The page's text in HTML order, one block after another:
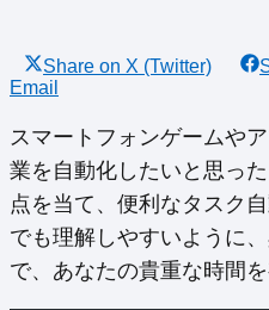
Share on X (Twitter)
Email
スマートフォンゲームや
業を自動化したいと思っ
点を当て、便利なタスク
でも理解しやすいように
で、あなたの貴重な時間